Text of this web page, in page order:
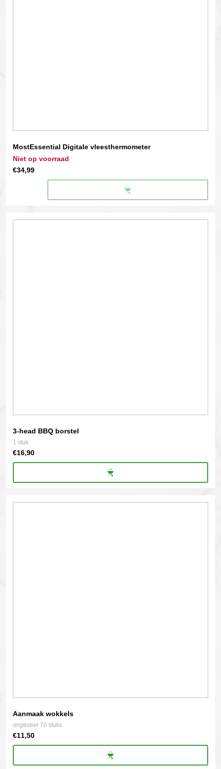
MostEssential Digitale vleesthermometer
Niet op voorraad
€34,99
3-head BBQ borstel
1 stuk
€16,90
Aanmaak wokkels
ongeveer 70 stuks
€11,50